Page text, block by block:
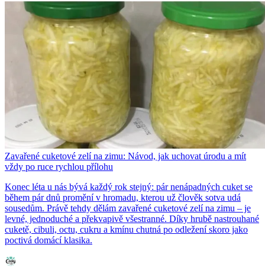
Zavařené cuketové zelí na zimu: Návod, jak uchovat úrodu a mít
vždy po ruce rychlou přílohu
Konec léta u nás bývá každý rok stejný: pár nenápadných cuket se
během pár dnů promění v hromadu, kterou už člověk sotva udá
sousedům. Právě tehdy dělám zavařené cuketové zelí na zimu – je
levné, jednoduché a překvapivě všestranné. Díky hrubě nastrouhané
cuketě, cibuli, octu, cukru a kmínu chutná po odležení skoro jako
poctivá domácí klasika.